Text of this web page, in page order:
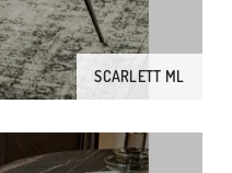
SCARLETT ML